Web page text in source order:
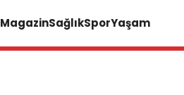
MagazinSağlıkSporYaşam